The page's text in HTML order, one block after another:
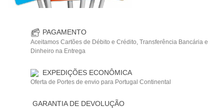
PAGAMENTO
Aceitamos Cartões de Débito e Crédito, Transferência Bancária e
Dinheiro na Entrega
EXPEDIÇÕES ECONÔMICA
Oferta de Portes de envio para Portugal Continental
GARANTIA DE DEVOLUÇÃO